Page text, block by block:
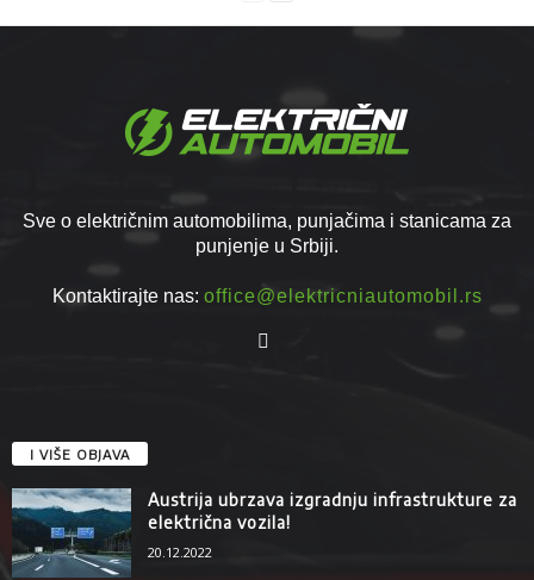
Sve o električnim automobilima, punjačima i stanicama za
punjenje u Srbiji.
Kontaktirajte nas: office@elektricniautomobil.rs
I VIŠE OBJAVA
Austrija ubrzava izgradnju infrastrukture za
električna vozila!
20.12.2022